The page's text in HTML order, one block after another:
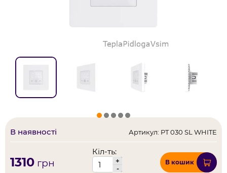
В наявності Артикул: PT 030 SL WHITE
1310 грн
Кіл-ть:
+
-
В кошик